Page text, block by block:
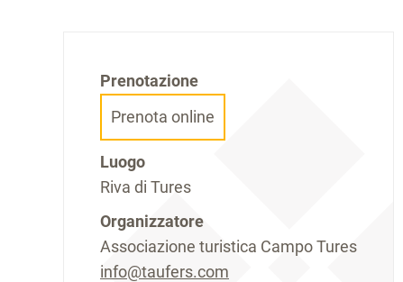
Prenotazione
Prenota online
Luogo
Riva di Tures
Organizzatore
Associazione turistica Campo Tures
info@taufers.com